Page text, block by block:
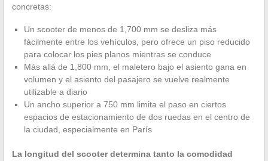
concretas:
Un scooter de menos de 1,700 mm se desliza más
fácilmente entre los vehículos, pero ofrece un piso reducido
para colocar los pies planos mientras se conduce
Más allá de 1,800 mm, el maletero bajo el asiento gana en
volumen y el asiento del pasajero se vuelve realmente
utilizable a diario
Un ancho superior a 750 mm limita el paso en ciertos
espacios de estacionamiento de dos ruedas en el centro de
la ciudad, especialmente en París
La longitud del scooter determina tanto la comodidad